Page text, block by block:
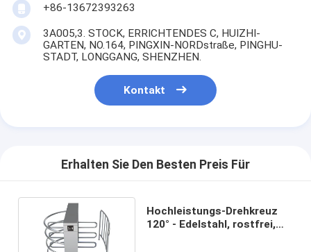
+86-13672393263
3A005,3. STOCK, ERRICHTENDES C, HUIZHI-
GARTEN, NO.164, PINGXIN-NORDstraße, PINGHU-
STADT, LONGGANG, SHENZHEN.
Kontakt
Erhalten Sie Den Besten Preis Für
Hochleistungs-Drehkreuz
120° - Edelstahl, rostfrei,